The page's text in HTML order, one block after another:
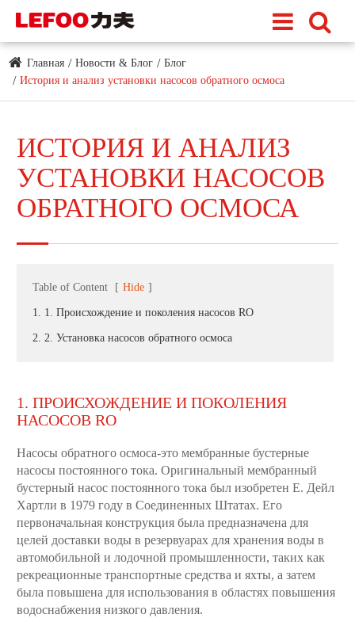
Главная Новости & Блог
Блог
История и анализ установки насосов обратного осмоса
ИСТОРИЯ И АНАЛИЗ
УСТАНОВКИ НАСОСОВ
ОБРАТНОГО ОСМОСА
Table of Content [ Hide ]
1. 1. Происхождение и поколения насосов RO
2. 2. Установка насосов обратного осмоса
1. ПРОИСХОЖДЕНИЕ И ПОКОЛЕНИЯ
НАСОСОВ RO
Насосы обратного осмоса-это мембранные бустерные
насосы постоянного тока. Оригинальный мембранный
бустерный насос постоянного тока был изобретен E. Дейл
Хартли в 1979 году в Соединенных Штатах. Его
первоначальная конструкция была предназначена для
целей доставки воды в резервуарах для хранения воды в
автомобильной и лодочной промышленности, таких как
рекреационные транспортные средства и яхты, а затем
была повышена для использования в областях повышения
водоснабжения низкого давления.